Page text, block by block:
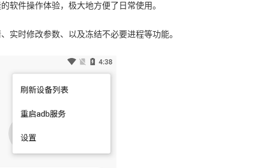
软件操作体验，极大地方便了日常使用。
实时修改参数、以及冻结不必要进程等功能。